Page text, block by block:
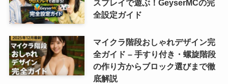
スプレイで遊ぶ！GeyserMCの完
全設定ガイド
マイクラ階段おしゃれデザイン完
全ガイド – 手すり付き・螺旋階段
の作り方からブロック選びまで徹
底解説